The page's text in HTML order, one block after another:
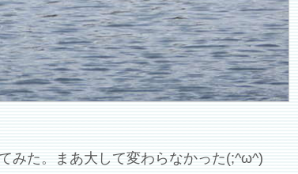
みた。まあ大して変わらなかった(;^ω^)